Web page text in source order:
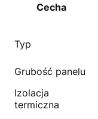
Cecha
Typ
Grubość panelu
Izolacja
termiczna